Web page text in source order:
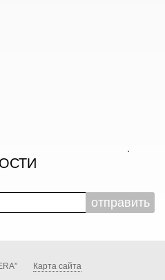
Карта сайта